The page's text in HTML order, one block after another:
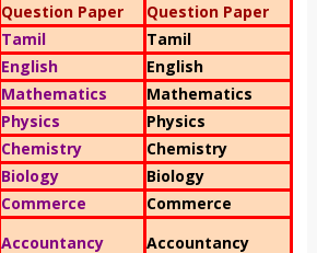
Question Paper
Question Paper
Tamil
Tamil
English
English
Mathematics
Mathematics
Physics
Physics
Chemistry
Chemistry
Biology
Biology
Commerce
Commerce
Accountancy
Accountancy